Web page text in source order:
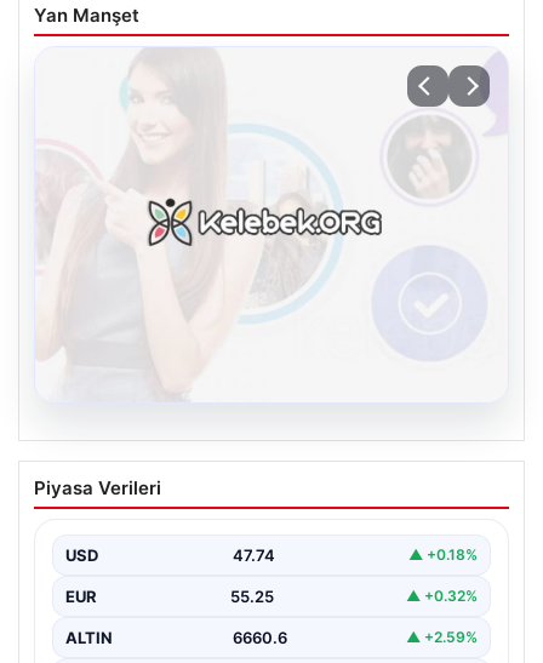
Yan Manşet
Kelebek.Org İle Dijital İletişimin
Sertifikalı Adresi Ve Muhabbet
Sanal ortamında insanların kaliteli bir şekilde bağlantı
olarak…
Piyasa Verileri
USD 47.74 ▲ +0.18%
EUR 55.25 ▲ +0.32%
ALTIN 6660.6 ▲ +2.59%